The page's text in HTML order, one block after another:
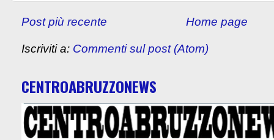
Post più recente Home page
Iscriviti a: Commenti sul post (Atom)
CENTROABRUZZONEWS